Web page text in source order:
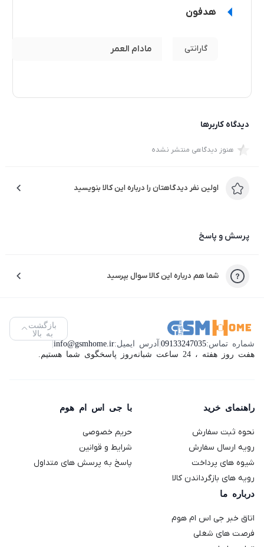
هدفون
گارانتی مادام العمر
دیدگاه کاربرها
هنوز دیدگاهی منتشر نشده
اولین نفر دیدگاهتان را درباره این کالا بنویسید
پرسش و پاسخ
شما هم درباره این کالا سوال بپرسید
شماره تماس:09133247035
|آدرس ایمیل:info@gsmhome.ir
|
هفت روز هفته ، 24 ساعت شبانه‌روز پاسخگوی شما هستیم.
بازگشت
به بالا
راهنمای خرید
نحوه ثبت سفارش
رویه ارسال سفارش
شیوه های پرداخت
رویه های بازگرداندن کالا
با جی اس ام هوم
حریم خصوصی
شرایط و قوانین
پاسخ به پرسش های متداول
درباره ما
اتاق خبر جی اس ام هوم
فرصت های شغلی